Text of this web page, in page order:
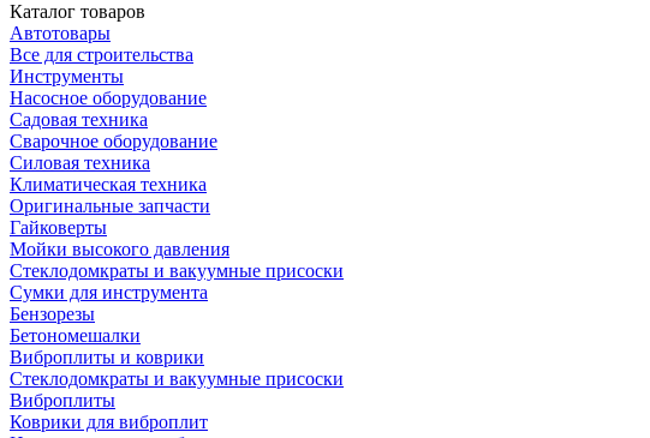
Каталог товаров
Автотовары
Все для строительства
Инструменты
Насосное оборудование
Садовая техника
Сварочное оборудование
Силовая техника
Климатическая техника
Оригинальные запчасти
Гайковерты
Мойки высокого давления
Стеклодомкраты и вакуумные присоски
Сумки для инструмента
Бензорезы
Бетономешалки
Виброплиты и коврики
Стеклодомкраты и вакуумные присоски
Виброплиты
Коврики для виброплит